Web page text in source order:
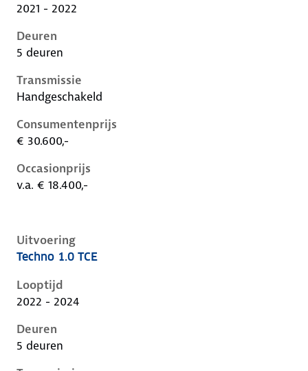
2021 - 2022
Deuren
5 deuren
Transmissie
Handgeschakeld
Consumentenprijs
€ 30.600,-
Occasionprijs
v.a. € 18.400,-
Uitvoering
Renault Captur ii, 1.0 tce, 67 kW, Benzine, 5 deuren
Techno 1.0 TCE
Looptijd
2022 - 2024
Deuren
5 deuren